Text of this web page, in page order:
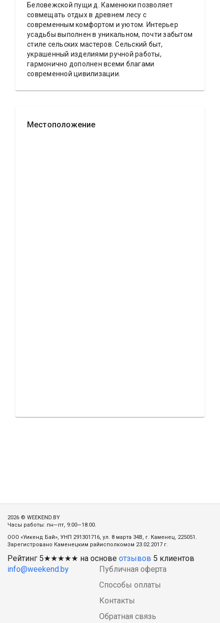
Беловежской пущи д. Каменюки позволяет
совмещать отдых в древнем лесу с
современным комфортом и уютом. Интерьер
усадьбы выполнен в уникальном, почти забытом
стиле сельских мастеров. Сельский быт,
украшенный изделиями ручной работы,
гармонично дополнен всеми благами
современной цивилизации.
Местоположение
2026 © WEEKEND.BY
Часы работы: пн—пт, 9:00—18:00.
ООО «Уикенд Бай», УНП 291301716, ул. 8 марта 34В, г. Каменец, 225051.
Зарегистровано Каменецким райисполкомом 23.02.2017 г.
Рейтинг 5★★★★★ на основе отзывов 5 клиентов
info@weekend.by
Публичная оферта
Способы оплаты
Контакты
Обратная связь